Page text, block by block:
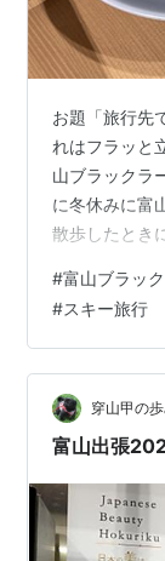
お題「旅行先
れはフラッと
山ブラックラ
に冬休みに富
散歩したとき
とは 名前は知
ので挑戦して
いっぱいです
く待ち席で座
注目しました
かったです 寒
#富山ブラッ
#スキー旅行
穿山甲の
富山出張